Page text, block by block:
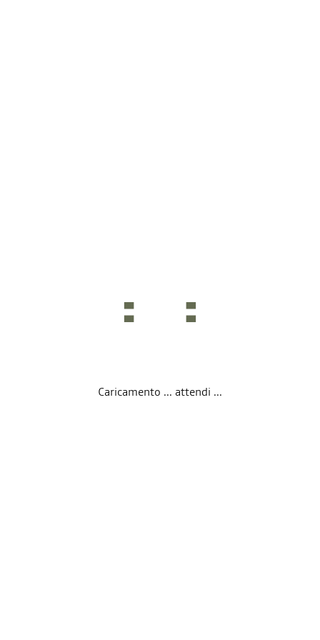
Caricamento ... attendi ...